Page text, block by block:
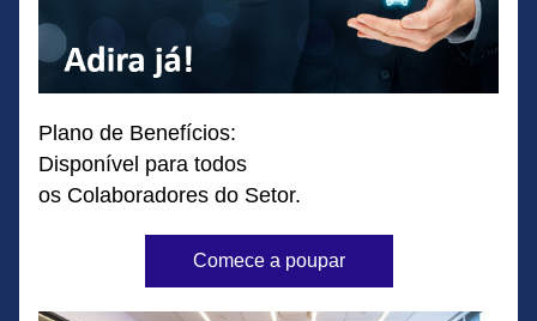
Plano de Benefícios:
Disponível para todos
os Colaboradores do Setor.
Comece a poupar